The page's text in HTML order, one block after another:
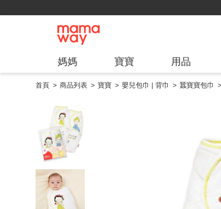
媽媽 寶寶 用品
首頁 商品列表 寶寶 嬰兒包巾 | 背巾 蠶寶寶包巾